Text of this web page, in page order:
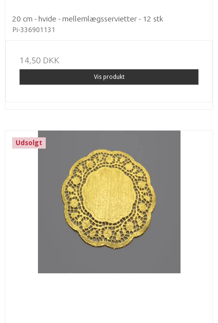
20 cm - hvide - mellemlægsservietter - 12 stk
Pi-336901131
14,50 DKK
Vis produkt
Udsolgt